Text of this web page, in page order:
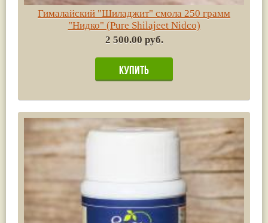
Гималайский "Шиладжит" смола 250 грамм
"Нидко" (Pure Shilajeet Nidco)
2 500.00 руб.